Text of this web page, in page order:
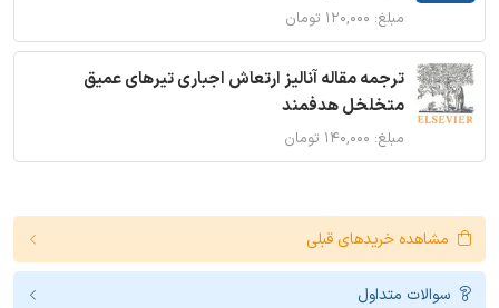
مبلغ: ۱۲۰,۰۰۰ تومان
ترجمه مقاله آنالیز ارتعاش اجباری تیرهای عمیق
متخلخل هدفمند
مبلغ: ۱۴۰,۰۰۰ تومان
مشاهده خریدهای قبلی
سوالات متداول